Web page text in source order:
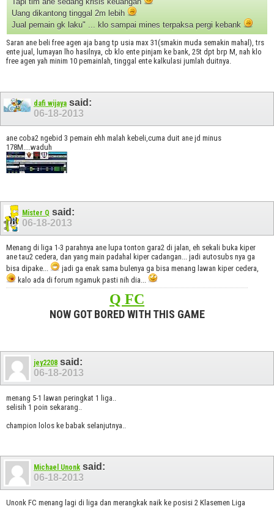
Uang dikantong tinggal 2m lebih
Jual pemain gk laku" ... klo sampai mines terpaksa pergi kebank
Saran ane beli free agen aja bang tp usia max 31(smakin muda semakin mahal), trs
ente jual, lumayan lho hasilnya, cb klo ente pinjam ke bank, 25t dpt brp M, nah klo
free agen yah minim 10 pemainlah, tinggal ente kalkulasi jumlah duitnya.
dafi wijaya said:
06-18-2013
ane coba2 ngebid 3 pemain ehh malah kebeli,cuma duit ane jd minus
178M....waduh
Mister Q said:
06-18-2013
Menang di liga 1-3 parahnya ane lupa tonton gara2 di jalan, eh sekali buka kiper
ane tau2 cedera, dan yang main padahal kiper cadangan... jadi autosubs nya ga
bisa dipake...
jadi ga enak sama bulenya ga bisa menang lawan kiper cedera,
kalo ada di forum ngamuk pasti nih dia...
Q FC
NOW GOT BORED WITH THIS GAME
jey2208 said:
06-18-2013
menang 5-1 lawan peringkat 1 liga..
selisih 1 poin sekarang..
champion lolos ke babak selanjutnya..
Michael Unonk said:
06-18-2013
Unonk FC menang lagi di liga dan merangkak naik ke posisi 2 Klasemen Liga